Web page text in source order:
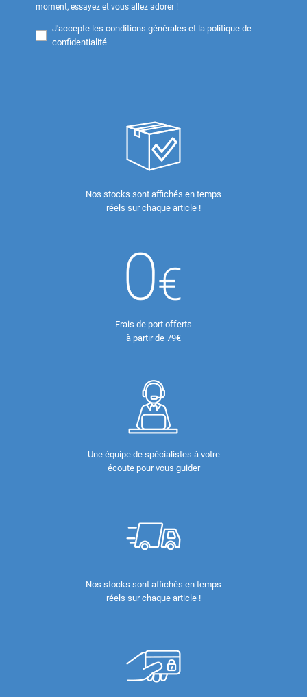
moment, essayez et vous allez adorer !
J'accepte les conditions générales et la politique de
confidentialité
Nos stocks sont affichés en temps
réels sur chaque article !
Frais de port offerts
à partir de 79€
Une équipe de spécialistes à votre
écoute pour vous guider
Nos stocks sont affichés en temps
réels sur chaque article !